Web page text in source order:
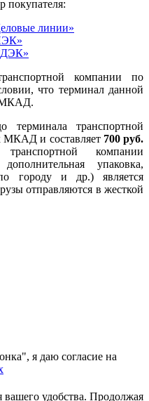
покупателя:
линии»
компании по
что терминал данной
МКАД.
терминала транспортной
МКАД и составляет 700 руб.
компании
упаковка,
городу и др.) является
отправляются в жесткой
я даю согласие на
удобства. Продолжая